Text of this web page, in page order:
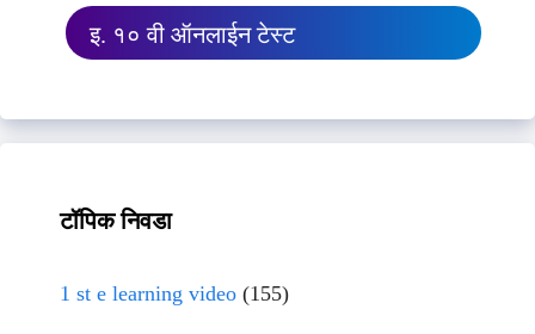
इ. १० वी ऑनलाईन टेस्ट
टॉपिक निवडा
1 st e learning video (155)